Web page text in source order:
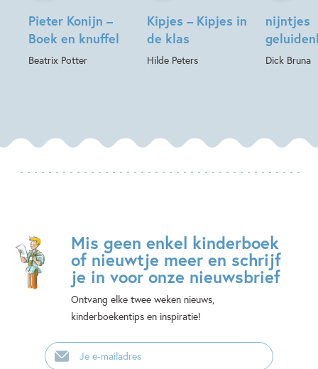
Pieter Konijn –
Boek en knuffel
Beatrix Potter
Kipjes – Kipjes in
de klas
Hilde Peters
nijntjes
Dick Bruna
Mis geen enkel kinderboek
of nieuwtje meer en schrijf
je in voor onze nieuwsbrief
Ontvang elke twee weken nieuws,
kinderboekentips en inspiratie!
E-
mailadres